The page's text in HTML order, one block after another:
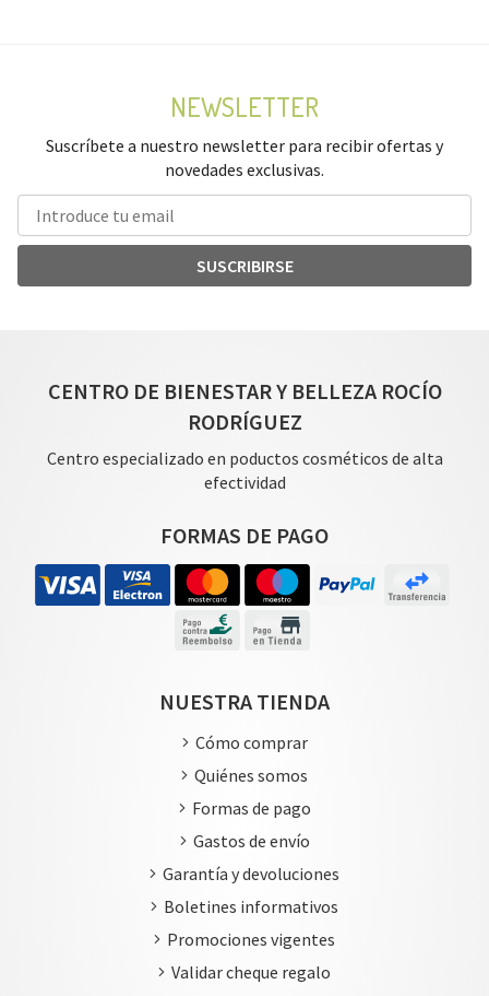
NEWSLETTER
Suscríbete a nuestro newsletter para recibir ofertas y
novedades exclusivas.
SUSCRIBIRSE
CENTRO DE BIENESTAR Y BELLEZA ROCÍO
RODRÍGUEZ
Centro especializado en poductos cosméticos de alta
efectividad
FORMAS DE PAGO
NUESTRA TIENDA
Cómo comprar
Quiénes somos
Formas de pago
Gastos de envío
Garantía y devoluciones
Boletines informativos
Promociones vigentes
Validar cheque regalo